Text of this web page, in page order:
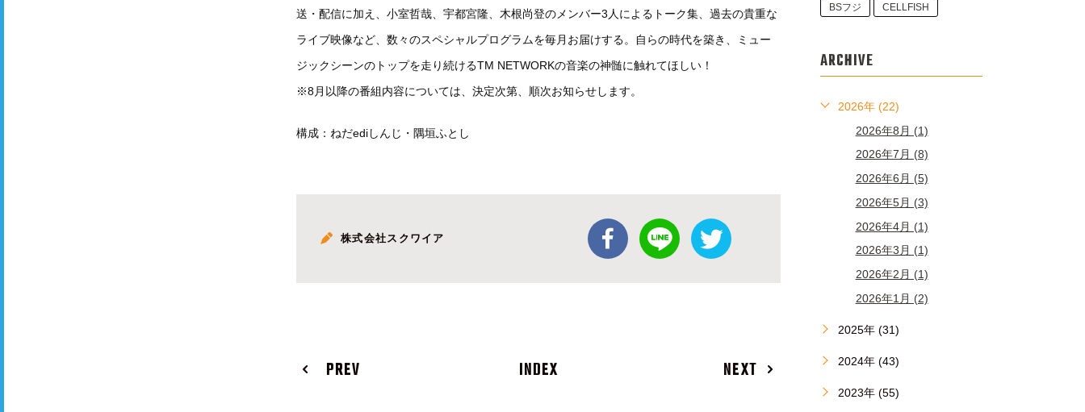
送・配信に加え、小室哲哉、宇都宮隆、木根尚登のメンバー3人によるトーク集、過去の貴重な
ライブ映像など、数々のスペシャルプログラムを毎月お届けする。自らの時代を築き、ミュー
ジックシーンのトップを走り続けるTM NETWORKの音楽の神髄に触れてほしい！
※8月以降の番組内容については、決定次第、順次お知らせします。
構成：ねだediしんじ・隅垣ふとし
株式会社スクワイア
PREV INDEX NEXT
BSフジ CELLFISH
ARCHIVE
2026年 (22)
2026年8月 (1)
2026年7月 (8)
2026年6月 (5)
2026年5月 (3)
2026年4月 (1)
2026年3月 (1)
2026年2月 (1)
2026年1月 (2)
2025年 (31)
2024年 (43)
2023年 (55)